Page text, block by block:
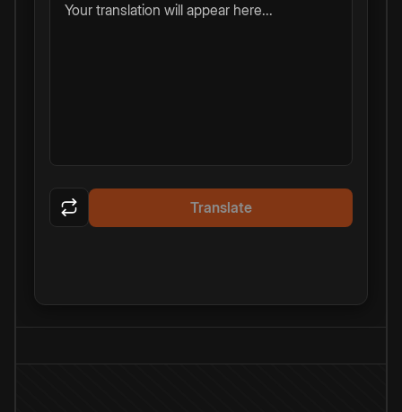
Your translation will appear here...
Translate